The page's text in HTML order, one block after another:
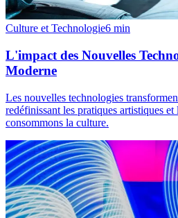
Culture et Technologie6 min
L'impact des Nouvelles
Moderne
Les nouvelles technologies
redéfinissant les pratiques artistiques
consommons la culture.